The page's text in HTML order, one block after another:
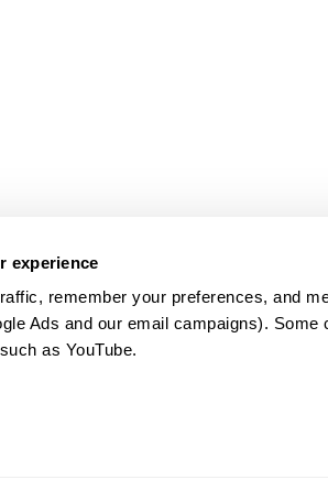
experience
remember your preferences, and
Ads and our email campaigns).
as YouTube.